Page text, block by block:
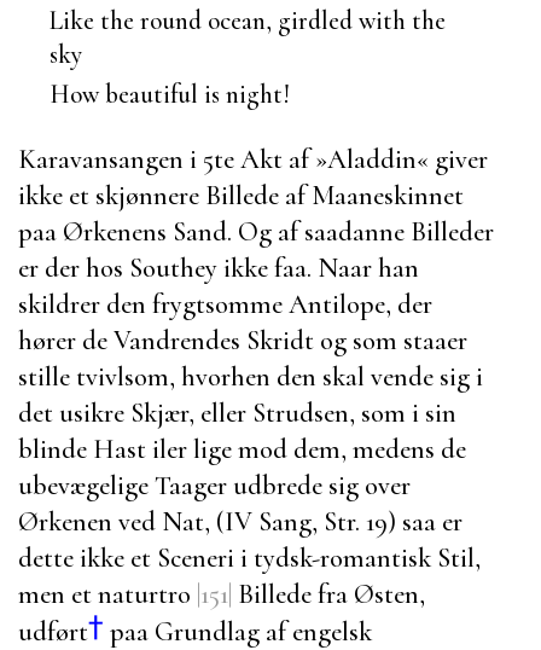
Like the round ocean, girdled with the
sky
How beautiful is night!
Karavansangen i 5te Akt af »Aladdin« giver
ikke et skjønnere Billede af Maaneskinnet
paa Ørkenens Sand. Og af saadanne Billeder
er der hos Southeyikke faa. Naar han
skildrer den frygtsomme Antilope, der
hører de Vandrendes Skridt og som staaer
stille tvivlsom, hvorhen den skal vende sig i
det usikre Skjær, eller Strudsen, som i sin
blinde Hast iler lige mod dem, medens de
ubevægelige Taager udbrede sig over
Ørkenen ved Nat, (IV Sang, Str. 19) saa er
dette ikke et Sceneri i tydsk-romantisk Stil,
men et naturtro |151| Billede fra Østen,
udført† paa Grundlag af engelsk